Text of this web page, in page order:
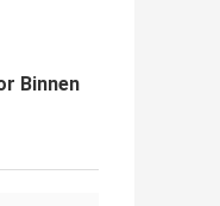
Binnen